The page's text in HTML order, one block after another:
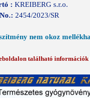
: KREIBERG s.r.o.
2454/2023/SR
nem okoz
található információk